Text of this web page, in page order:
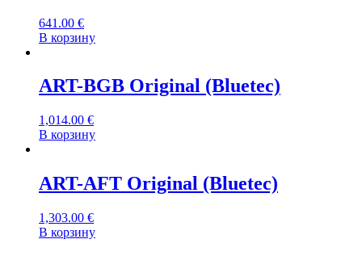
641.00 €
В корзину
ART-BGB Original (Bluetec)
1,014.00 €
В корзину
ART-AFT Original (Bluetec)
1,303.00 €
В корзину